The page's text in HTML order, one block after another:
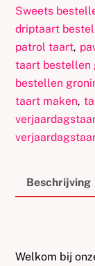
Sweets
driptaart
patrol taart,
taart bestellen
bestellen
taart maken,
Beschrijving
Welkom bij